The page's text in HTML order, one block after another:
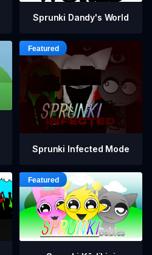
Sprunki Dandy's World
Sprunki Infected Mode